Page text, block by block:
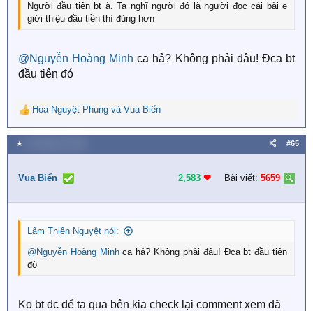
Người đầu tiên bt à. Ta nghĩ người đó là người đọc cái bài e
giới thiệu đầu tiền thì đúng hơn
@Nguyễn Hoàng Minh ca hả? Không phải đâu! Đca bt
đầu tiên đó
R
e
a
c
i
n
Hoa Nguyệt Phụng và Vua Biển
★ #65
Vua Biển 2,583 ❤︎ Bài viết: 5659
Lâm Thiên Nguyệt nói:
@Nguyễn Hoàng Minhca hả? Không phải đâu! Đca bt đầu tiên
đó
Ko bt đc để ta qua bên kia check lại comment xem đã